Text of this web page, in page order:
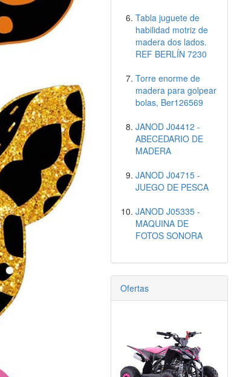
Tabla juguete de
habilidad motriz de
madera dos lados.
REF BERLÍN 7230
Torre enorme de
madera para golpear
bolas, Ber126569
JANOD J04412 -
ABECEDARIO DE
MADERA
JANOD J04715 -
JUEGO DE PESCA
JANOD J05335 -
MAQUINA DE
FOTOS SONORA
Ofertas